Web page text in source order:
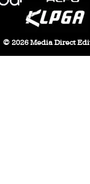
© 2026 Media Direct